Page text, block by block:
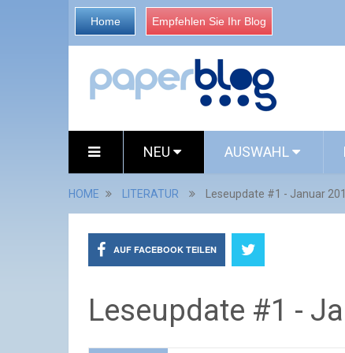
Home Empfehlen Sie Ihr Blog
NEU AUSWAHL
HOME LITERATUR Leseupdate #1 - Januar
AUF FACEBOOK TEILEN
Leseupdate #1 -